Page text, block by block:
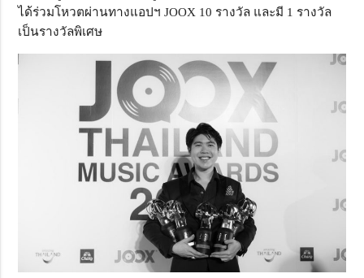
ได้ร่วมโหวตผ่านทางแอปฯ JOOX 10 รางวัล และมี 1 รางวัล
เป็นรางวัลพิเศษ